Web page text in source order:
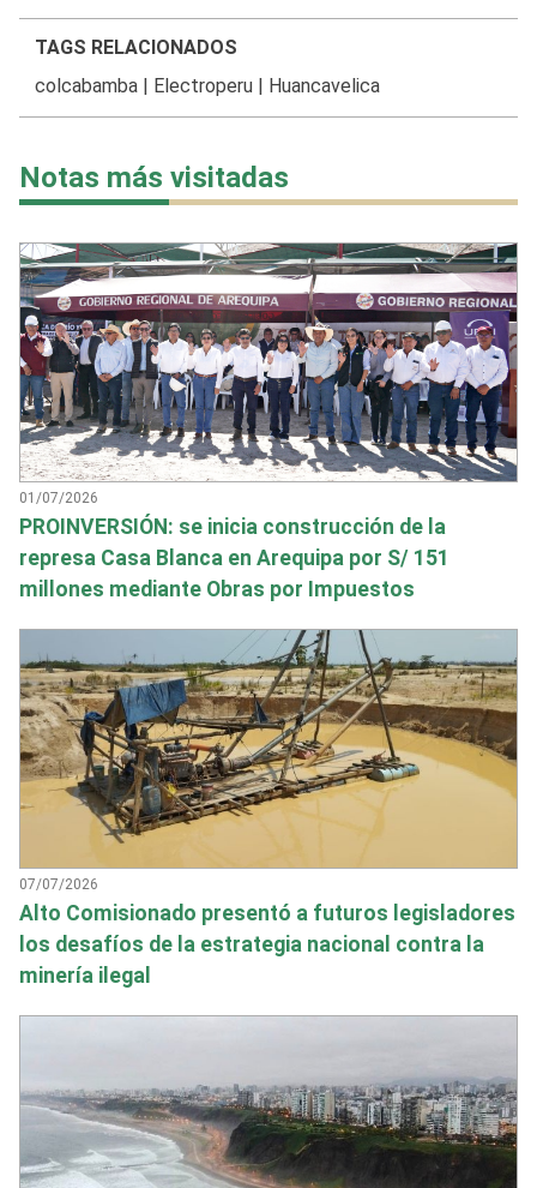
TAGS RELACIONADOS
colcabamba| Electroperu| Huancavelica
Notas más visitadas
01/07/2026
PROINVERSIÓN: se inicia construcción de la
represa Casa Blanca en Arequipa por S/ 151
millones mediante Obras por Impuestos
07/07/2026
Alto Comisionado presentó a futuros legisladores
los desafíos de la estrategia nacional contra la
minería ilegal